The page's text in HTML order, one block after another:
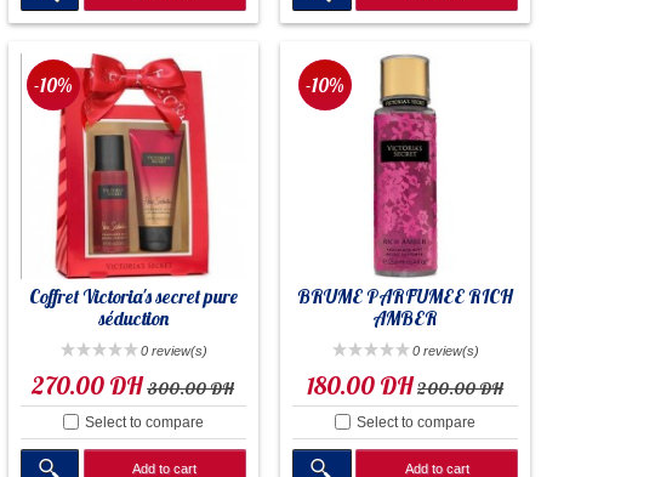
Coffret Victoria's secret pure
séduction
0 review(s)
-10%
270.00 DH300.00 DH
Select to compare
Add to cart
BRUME PARFUMEE RICH
AMBER
0 review(s)
-10%
180.00 DH200.00 DH
Select to compare
Add to cart